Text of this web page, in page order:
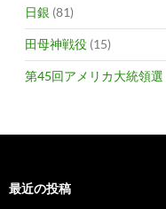
日銀 (81)
田母神戦役 (15)
第45回アメリカ大統領選
最近の投稿